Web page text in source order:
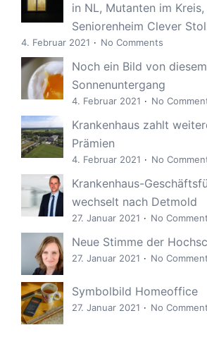
in NL, Mutanten im Kreis,
Seniorenheim Clever
4. Februar 2021 No Comments
Noch ein Bild von
Sonnenuntergang
4. Februar 2021 No
Krankenhaus zahlt
Prämien
4. Februar 2021 No
Krankenhaus-
wechselt nach Detmold
27. Januar 2021 No
Neue Stimme der
27. Januar 2021 No
Symbolbild Homeoffice
27. Januar 2021 No